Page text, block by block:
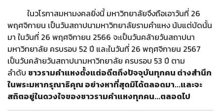
ในวโรกาสมหามงคลยิ่งนี้ มหาวิทยาลัยจึงถือเอาวันที่ 26
พฤศจิกายน เป็นวันสถาปนามหาวิทยาลัยรามคำแหง นับแต่บัดนั้น
มา ในวันที่ 26 พฤศจิกายน 2566 จะเป็นวันคล้ายวันสถาปนา
มหาวิทยาลัย ครบรอบ 52 ปี และในวันที่ 26 พฤศจิกายน 2567
เป็นวันคล้ายวันสถาปนามหาวิทยาลัย ครบรอบ 53 ปี ตาม
ลำดับ ชาวรามคำแหงตั้งแต่อดีตถึงปัจจุบันทุกคน ต่างสำนึก
ในพระมหากรุณาธิคุณ อย่างหาที่สุดมิได้ตลอดมา...และจะ
สถิตอยู่ในดวงใจของชาวรามคำแหงทุกคน...ตลอดไป